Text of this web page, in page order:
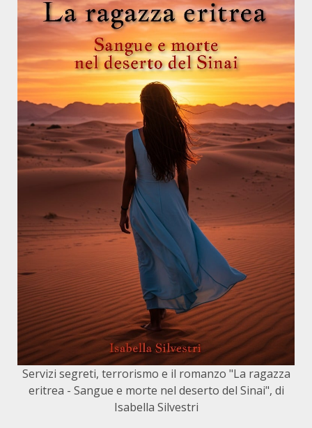
Servizi segreti, terrorismo e il romanzo "La ragazza
eritrea - Sangue e morte nel deserto del Sinai", di
Isabella Silvestri